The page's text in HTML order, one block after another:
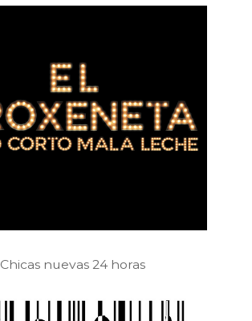
Chicas nuevas 24 horas